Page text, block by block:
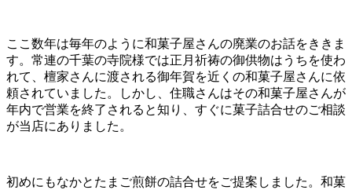
ここ数年は毎年のように和菓子屋さんの廃業のお話をききま
す。常連の千葉の寺院様では正月祈祷の御供物はうちを使わ
れて、檀家さんに渡される御年賀を近くの和菓子屋さんに依
頼されていました。しかし、住職さんはその和菓子屋さんが
年内で営業を終了されると知り、すぐに菓子詰合せのご相談
が当店にありました。
初めにもなかとたまご煎餅の詰合せをご提案しました。和菓